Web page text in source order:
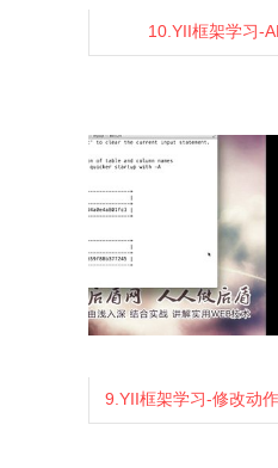
2 0
10.YII框架学习-
1468 2 0
9.YII框架学习-修改动